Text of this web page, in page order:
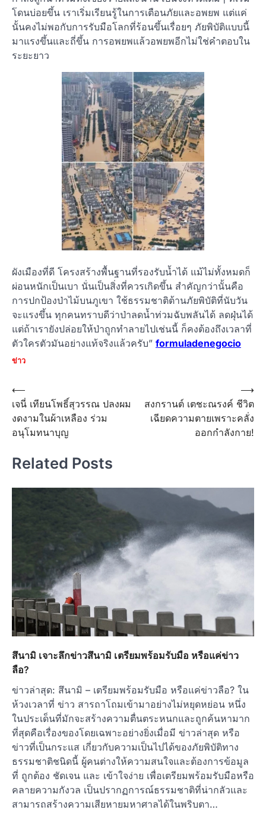
โดนบ่อยขึ้น เราเริ่มเรียนรู้ในการเตือนภัยและอพยพ แต่แค่
นั้นคงไม่พอกับการรับมือโลกที่ร้อนขึ้นเรื่อยๆ ภัยพิบัติแบบนี้
มาแรงขึ้นและถี่ขึ้น การอพยพแล้วอพยพอีกไม่ใช่คำตอบใน
ระยะยาว
ผังเมืองที่ดี โครงสร้างพื้นฐานที่รองรับน้ำได้ แม้ไม่ทั้งหมดก็
ผ่อนหนักเป็นเบา นั่นเป็นสิ่งที่ควรเกิดขึ้น สำคัญกว่านั้นคือ
การปกป้องป่าไม้บนภูเขา ใช้ธรรมชาติต้านภัยพิบัติที่นับวัน
จะแรงขึ้น ทุกคนทราบดีว่าป่าลดน้ำท่วมฉับพลันได้ ลดฝุ่นได้
แต่ถ้าเรายังปล่อยให้ป่าถูกทำลายไปเช่นนี้ ก็คงต้องถึงเวลาที่
ตัวใครตัวมันอย่างแท้จริงแล้วครับ” formuladenegocio
ข่าว
Post
navigation
⟵
เจนี่ เทียนโพธิ์สุวรรณ ปลงผม
งดงามในผ้าเหลือง ร่วม
อนุโมทนาบุญ
สงกรานต์ เตชะณรงค์ ชีวิต
เฉียดความตายเพราะคลั่ง
ออกกำลังกาย!
⟶
Related Posts
สึนามิ เจาะลึกข่าวสึนามิ เตรียมพร้อมรับมือ หรือแค่ข่าว
ลือ?
ข่าวล่าสุด: สึนามิ – เตรียมพร้อมรับมือ หรือแค่ข่าวลือ? ใน
ห้วงเวลาที่ ข่าว สารถาโถมเข้ามาอย่างไม่หยุดหย่อน หนึ่ง
ในประเด็นที่มักจะสร้างความตื่นตระหนกและถูกค้นหามาก
ที่สุดคือเรื่องของโดยเฉพาะอย่างยิ่งเมื่อมี ข่าวล่าสุด หรือ
ข่าวที่เป็นกระแส เกี่ยวกับความเป็นไปได้ของภัยพิบัติทาง
ธรรมชาติชนิดนี้ ผู้คนต่างให้ความสนใจและต้องการข้อมูล
ที่ ถูกต้อง ชัดเจน และ เข้าใจง่าย เพื่อเตรียมพร้อมรับมือหรือ
คลายความกังวล เป็นปรากฏการณ์ธรรมชาติที่น่ากลัวและ
สามารถสร้างความเสียหายมหาศาลได้ในพริบตา…